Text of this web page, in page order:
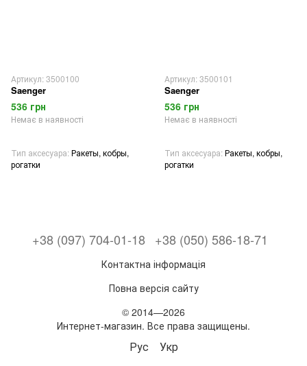
Артикул: 3500100
Saenger
536 грн
Немає в наявності
Тип аксесуара Ракеты, кобры,
рогатки
Артикул: 3500101
Saenger
536 грн
Немає в наявності
Тип аксесуара Ракеты, кобры,
рогатки
+38 (097) 704-01-18 +38 (050) 586-18-71
Контактна інформація
Повна версія сайту
© 2014—2026
Интернет-магазин. Все права защищены.
Рус Укр